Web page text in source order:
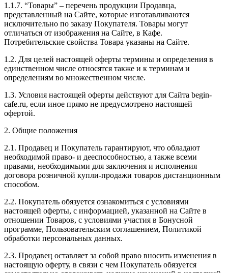
1.1.7. “Товары” – перечень продукции Продавца,
представленный на Сайте, которые изготавливаются
исключительно по заказу Покупателя. Товары могут
отличаться от изображения на Сайте, в Кафе.
Потребительские свойства Товара указаны на Сайте.
1.2. Для целей настоящей оферты термины и определения в
единственном числе относятся также и к терминам и
определениям во множественном числе.
1.3. Условия настоящей оферты действуют для Сайта begin-
cafe.ru, если иное прямо не предусмотрено настоящей
офертой.
2. Общие положения
2.1. Продавец и Покупатель гарантируют, что обладают
необходимой право- и дееспособностью, а также всеми
правами, необходимыми для заключения и исполнения
договора розничной купли-продажи товаров дистанционным
способом.
2.2. Покупатель обязуется ознакомиться с условиями
настоящей оферты, с информацией, указанной на Сайте в
отношении Товаров, с условиями участия в Бонусной
программе, Пользовательским соглашением, Политикой
обработки персональных данных.
2.3. Продавец оставляет за собой право вносить изменения в
настоящую оферту, в связи с чем Покупатель обязуется